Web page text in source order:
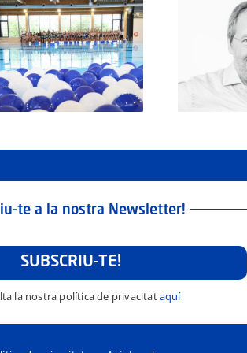
Òscar Puig s’incorpora
com a nou director
executiu del Club
Natació Granollers
La
la
te a la nostra Newsletter!
SUBSCRIU-TE!
la nostra política de privacitataquí